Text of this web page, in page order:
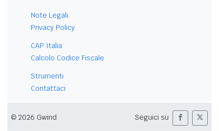
Note Legali
Privacy Policy
CAP Italia
Calcolo Codice Fiscale
Strumenti
Contattaci
© 2026 Gwind Seguici su